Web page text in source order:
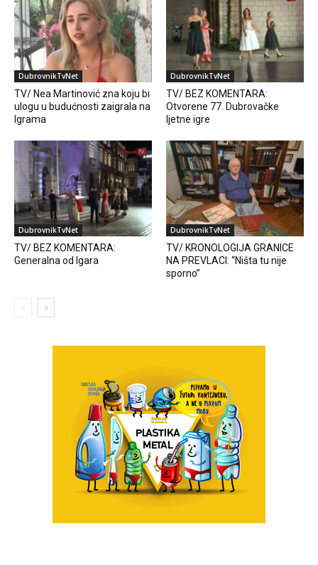
DubrovnikTvNet
TV/ Nea Martinović zna koju bi
ulogu u budućnosti zaigrala na
Igrama
DubrovnikTvNet
TV/ BEZ KOMENTARA:
Otvorene 77. Dubrovačke
ljetne igre
DubrovnikTvNet
TV/ BEZ KOMENTARA:
Generalna od Igara
DubrovnikTvNet
TV/ KRONOLOGIJA GRANICE
NA PREVLACI: “Ništa tu nije
sporno”